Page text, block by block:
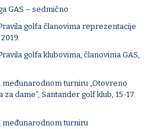
GAS – sedmično
golfa članovima reprezentacije
golfa klubovima, članovima GAS,
međunarodnom turniru „Otovreno
dame”, Santander golf klub, 15-17.
međunarodnom turniru